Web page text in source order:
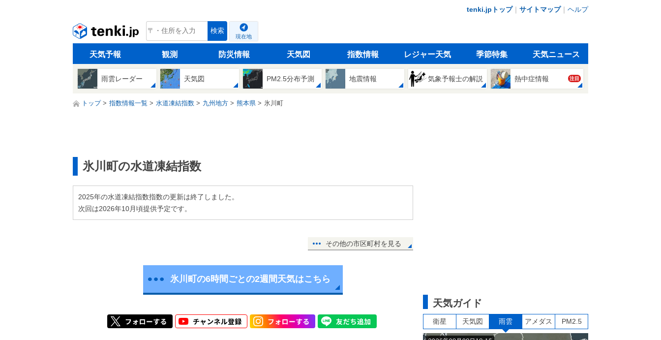
tenki.jpトップ｜ サイトマップ｜ ヘルプ
tenki.jp 検索
現在地
天気予報 観測 防災情報 天気図 指数情報 レジャー天気 季節特集 天気ニュース
雨雲レーダー 天気図 PM2.5分布予測 地震情報 気象予報士の解説 熱中症情報 注目
トップ 指数情報一覧 水道凍結指数 九州地方 熊本県 氷川町
氷川町の水道凍結指数
2025年の水道凍結指数指数の更新は終了しました。
次回は2026年10月頃提供予定です。
その他の市区町村を見る
氷川町の6時間ごとの2週間天気はこちら
天気ガイド
衛星 天気図 雨雲 アメダス PM2.5